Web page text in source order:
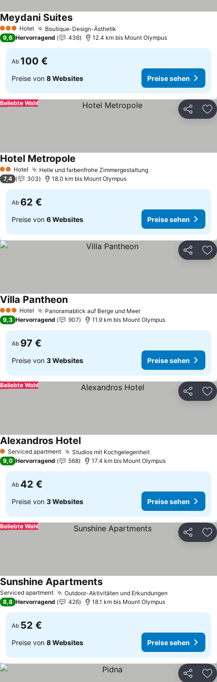
3 SterneHotel Boutique-Design-Ästhetik
Meydani Suites
9,6 Hervorragend 436 12.4 km bis Mount Olympus
Ab 100 €
Preise von 8 Websites Preise sehen
Teilen
Beliebte Wahl
2 Sterne
Hotel Helle und farbenfrohe Zimmergestaltung
Hotel Metropole
7,4 303 18.0 km bis Mount Olympus
Ab 62 €
Preise von 6 Websites Preise sehen
Teilen
3 SterneHotel Panoramablick auf Berge und Meer
Villa Pantheon
9,3 Hervorragend 907 11.9 km bis Mount Olympus
Ab 97 €
Preise von 3 Websites Preise sehen
Teilen
Beliebte Wahl
1 Sterne
Serviced apartment Studios mit Kochgelegenheit
Alexandros Hotel
9,0 Hervorragend 568 17.4 km bis Mount Olympus
Ab 42 €
Preise von 3 Websites Preise sehen
Teilen
Beliebte Wahl
Serviced apartment Outdoor-Aktivitäten und Erkundungen
Sunshine Apartments
8,8 Hervorragend 426 18.1 km bis Mount Olympus
Ab 52 €
Preise von 8 Websites Preise sehen
Teilen